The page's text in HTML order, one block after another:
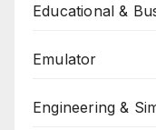
Educational &
Emulator
Engineering &